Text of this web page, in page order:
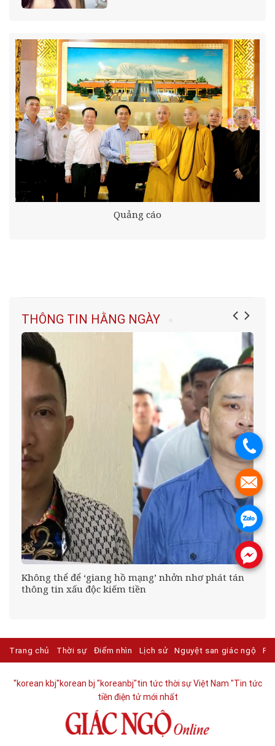
Quảng cáo
THÔNG TIN HẰNG NGÀY
Không thể để ‘giang hồ mạng’ nhởn nhơ phát tán
thông tin xấu độc kiếm tiền
Trang chủ Thời sự Điểm nhìn Lịch sử Nguyệt san giác ngộ
"korean kbj​"korean bj "koreanbj​"tin tức thời sự Việt Nam "Tin tức
tiền điện tử mới nhất​
.
.
.
.